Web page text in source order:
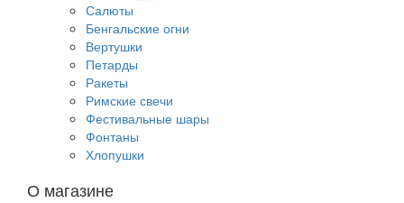
Салюты
Бенгальские огни
Вертушки
Петарды
Ракеты
Римские свечи
Фестивальные шары
Фонтаны
Хлопушки
О магазине